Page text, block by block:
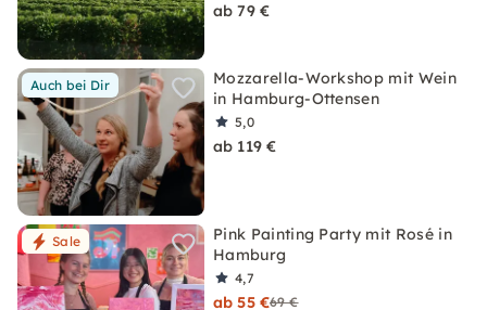
ab 79 €
Auch bei Dir
Mozzarella-Workshop mit Wein
in Hamburg-Ottensen
5,0
ab 119 €
Sale
Pink Painting Party mit Rosé in
Hamburg
4,7
ab 55 €69 €